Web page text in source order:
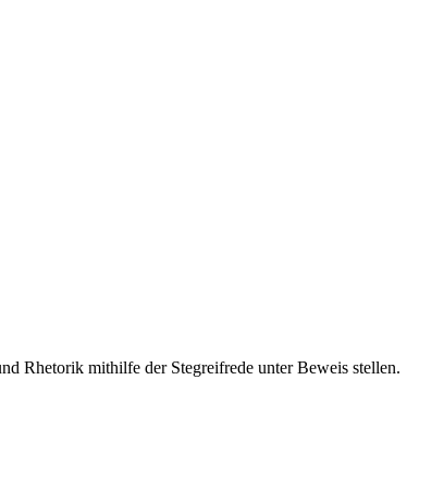
Rhetorik mithilfe der Stegreifrede unter Beweis stellen.